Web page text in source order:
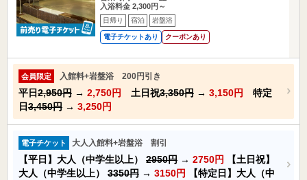
入浴料金 2,300円～
日帰り 宿泊 岩盤浴
電子チケットあり クーポンあり
会員限定 入館料+岩盤浴 200円引き
平日2,950円 → 2,750円 土日祝3,350円 → 3,150円
特定
日3,450円 → 3,250円
電子チケット 大人入館料+岩盤浴 割引
【平日】大人（中学生以上） 2950円 → 2750円
【土日祝】
大人（中学生以上） 3350円 → 3150円
【特定日】大人（中